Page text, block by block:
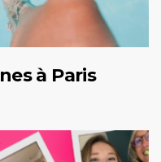
à Paris